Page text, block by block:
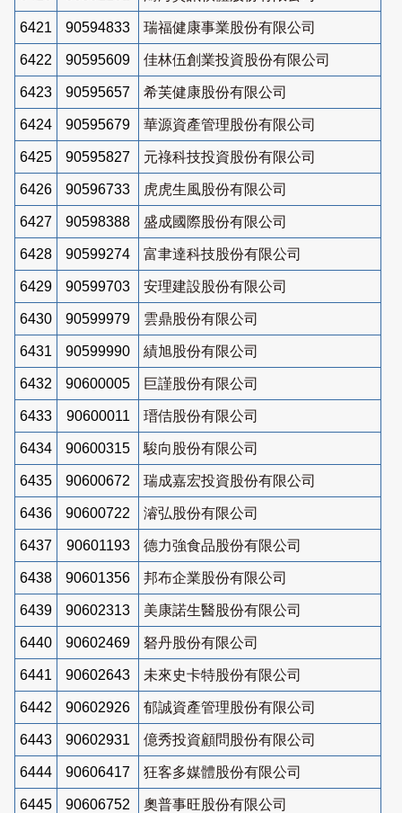
6421 90594833 瑞福健康事業股份有限公司
6422 90595609 佳林伍創業投資股份有限公司
6423 90595657 希芙健康股份有限公司
6424 90595679 華源資產管理股份有限公司
6425 90595827 元祿科技投資股份有限公司
6426 90596733 虎虎生風股份有限公司
6427 90598388 盛成國際股份有限公司
6428 90599274 富聿達科技股份有限公司
6429 90599703 安理建設股份有限公司
6430 90599979 雲鼎股份有限公司
6431 90599990 績旭股份有限公司
6432 90600005 巨謹股份有限公司
6433 90600011 瑨佶股份有限公司
6434 90600315 駿向股份有限公司
6435 90600672 瑞成嘉宏投資股份有限公司
6436 90600722 濬弘股份有限公司
6437 90601193 德力強食品股份有限公司
6438 90601356 邦布企業股份有限公司
6439 90602313 美康諾生醫股份有限公司
6440 90602469 砮丹股份有限公司
6441 90602643 未來史卡特股份有限公司
6442 90602926 郁誠資產管理股份有限公司
6443 90602931 億秀投資顧問股份有限公司
6444 90606417 狂客多媒體股份有限公司
6445 90606752 奧普事旺股份有限公司